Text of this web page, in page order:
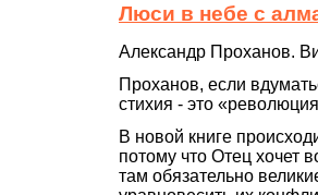
Люси в небе с
Александр Проханов.
Проханов, если
стихия - это
В новой книге
потому что Отец хочет
там обязательно